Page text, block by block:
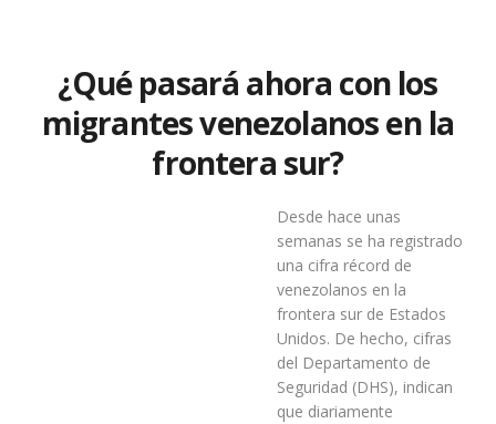
¿Qué pasará ahora con los
migrantes venezolanos en la
frontera sur?
Desde hace unas
semanas se ha registrado
una cifra récord de
venezolanos en la
frontera sur de Estados
Unidos. De hecho, cifras
del Departamento de
Seguridad (DHS), indican
que diariamente